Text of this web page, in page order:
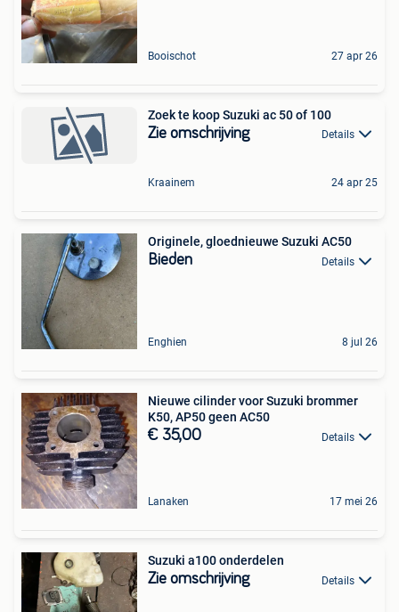
Booischot 27 apr 26
Zoek te koop Suzuki ac 50 of 100
Zie omschrijving Details
Kraainem 24 apr 25
Originele, gloednieuwe Suzuki AC50
Bieden Details
Enghien 8 jul 26
Nieuwe cilinder voor Suzuki brommer
K50, AP50 geen AC50
€ 35,00 Details
Lanaken 17 mei 26
Suzuki a100 onderdelen
Zie omschrijving Details